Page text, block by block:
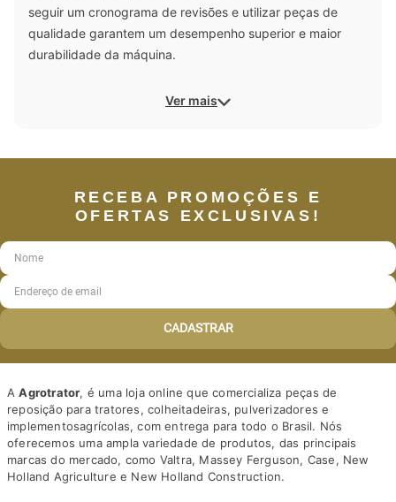
seguir um cronograma de revisões e utilizar peças de
qualidade garantem um desempenho superior e maior
durabilidade da máquina.
Ver mais
RECEBA PROMOÇÕES E
OFERTAS EXCLUSIVAS!
CADASTRAR
AAgrotrator, é uma loja online que comercializa peças de
reposição para tratores, colheitadeiras, pulverizadores e
implementosagrícolas, com entrega para todo o Brasil. Nós
oferecemos uma ampla variedade de produtos, das principais
marcas do mercado, como Valtra, Massey Ferguson, Case, New
Holland Agriculture e New Holland Construction.